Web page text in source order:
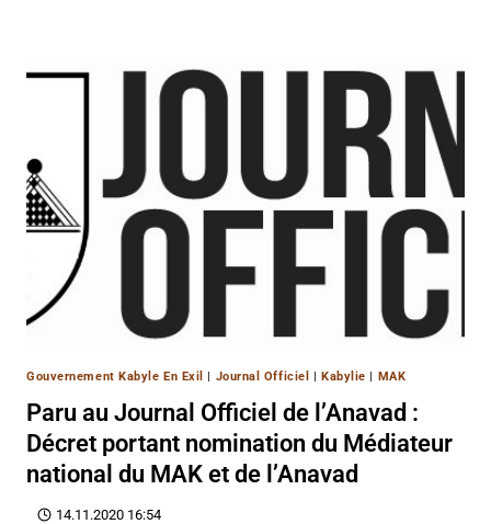
Gouvernement Kabyle En Exil | Journal Officiel | Kabylie | MAK
Paru au Journal Officiel de l’Anavad :
Décret portant nomination du Médiateur
national du MAK et de l’Anavad
14.11.2020 16:54